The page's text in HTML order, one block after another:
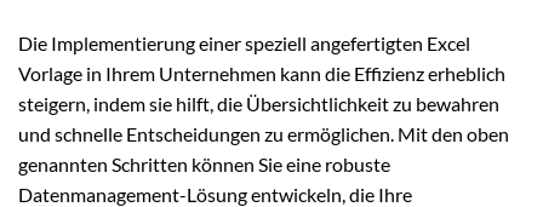
Die Implementierung einer speziell angefertigten Excel
Vorlage in Ihrem Unternehmen kann die Effizienz erheblich
steigern, indem sie hilft, die Übersichtlichkeit zu bewahren
und schnelle Entscheidungen zu ermöglichen. Mit den oben
genannten Schritten können Sie eine robuste
Datenmanagement-Lösung entwickeln, die Ihre